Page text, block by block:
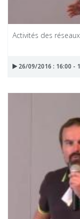
Activités des
26/09/2016 : 16:00 -